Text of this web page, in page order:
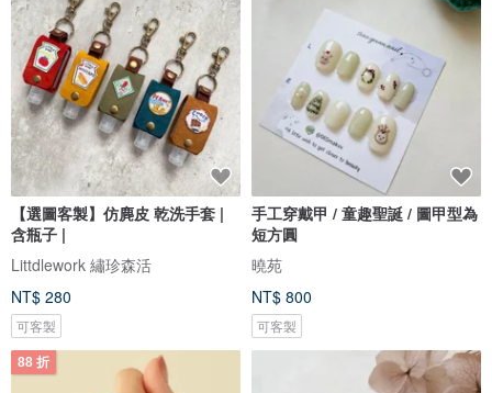
【選圖客製】仿麂皮 乾洗手套 |
含瓶子 |
Littdlework 繡珍森活
NT$ 280
可客製
手工穿戴甲 / 童趣聖誕 / 圖甲型為
短方圓
曉苑
NT$ 800
可客製
88 折